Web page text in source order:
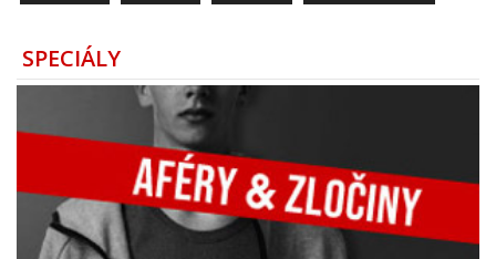
SPECIÁLY